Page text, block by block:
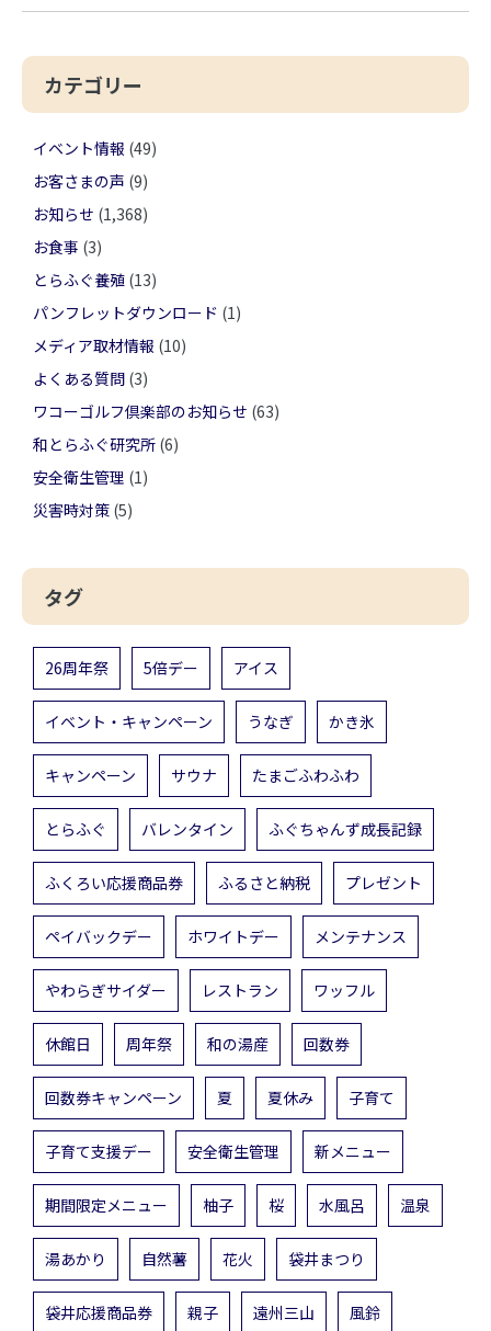
カテゴリー
イベント情報 (49)
お客さまの声 (9)
お知らせ (1,368)
お食事 (3)
とらふぐ養殖 (13)
パンフレットダウンロード (1)
メディア取材情報 (10)
よくある質問 (3)
ワコーゴルフ倶楽部のお知らせ (63)
和とらふぐ研究所 (6)
安全衛生管理 (1)
災害時対策 (5)
タグ
26周年祭 5倍デー アイス
イベント・キャンペーン うなぎ かき氷
キャンペーン サウナ たまごふわふわ
とらふぐ バレンタイン ふぐちゃんず成長記録
ふくろい応援商品券 ふるさと納税 プレゼント
ペイバックデー ホワイトデー メンテナンス
やわらぎサイダー レストラン ワッフル
休館日 周年祭 和の湯産 回数券
回数券キャンペーン 夏 夏休み 子育て
子育て支援デー 安全衛生管理 新メニュー
期間限定メニュー 柚子 桜 水風呂 温泉
湯あかり 自然薯 花火 袋井まつり
袋井応援商品券 親子 遠州三山 風鈴